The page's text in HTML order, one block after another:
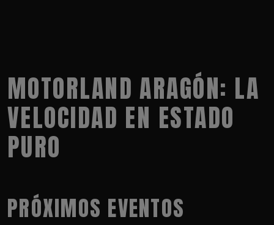
MOTORLAND ARAGÓN: LA
VELOCIDAD EN ESTADO
PURO
PRÓXIMOS EVENTOS